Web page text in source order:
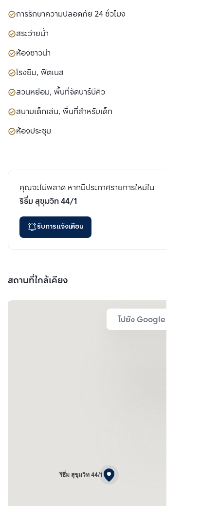
การรักษาความปลอดภัย 24 ชั่วโมง
สระว่ายน้ำ
ห้องซาวน่า
โรงยิม, ฟิตเนส
สวนหย่อม, พื้นที่จัดบาร์บีคิว
สนามเด็กเล่น, พื้นที่สำหรับเด็ก
ห้องประชุม
คุณจะไม่พลาด หากมีประกาศรายการใหม่ใน
ริธึ่ม สุขุมวิท 44/1
รับการแจ้งเตือน
สถานที่ใกล้เคียง
ไปยัง Google Map
ริธึ่ม สุขุมวิท 44/1